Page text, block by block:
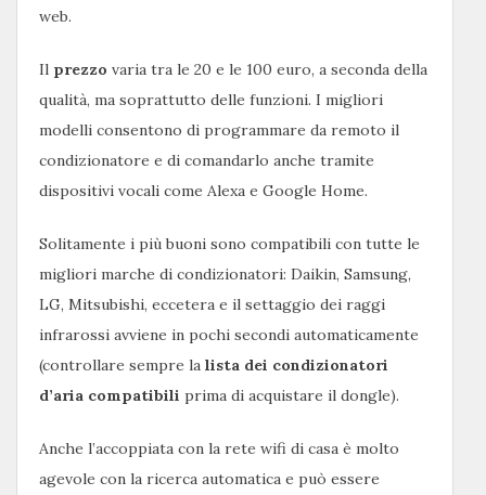
web.
Il prezzo varia tra le 20 e le 100 euro, a seconda della
qualità, ma soprattutto delle funzioni. I migliori
modelli consentono di programmare da remoto il
condizionatore e di comandarlo anche tramite
dispositivi vocali come Alexa e Google Home.
Solitamente i più buoni sono compatibili con tutte le
migliori marche di condizionatori: Daikin, Samsung,
LG, Mitsubishi, eccetera e il settaggio dei raggi
infrarossi avviene in pochi secondi automaticamente
(controllare sempre la lista dei condizionatori
d’aria compatibili prima di acquistare il dongle).
Anche l’accoppiata con la rete wifi di casa è molto
agevole con la ricerca automatica e può essere